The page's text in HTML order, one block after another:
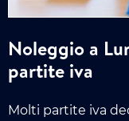
Noleggio a
partite iva
Molti partite iva